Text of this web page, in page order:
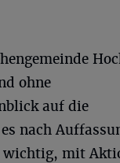
ohne
auf die
nach
wichtig, mit